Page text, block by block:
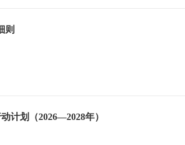
则
计划（2026—2028年）